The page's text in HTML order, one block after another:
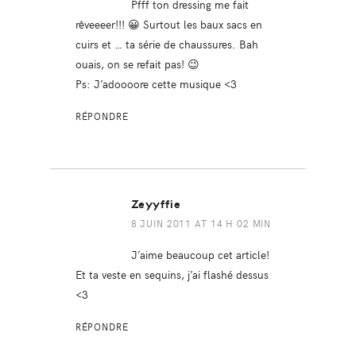
Pfff ton dressing me fait
rêveeeer!!! 😀 Surtout les baux sacs en
cuirs et … ta série de chaussures. Bah
ouais, on se refait pas! 😉
Ps: J’adoooore cette musique <3
RÉPONDRE
Zeyyffie
8 JUIN 2011 AT 14 H 02 MIN
J’aime beaucoup cet article!
Et ta veste en sequins, j’ai flashé dessus
<3
RÉPONDRE